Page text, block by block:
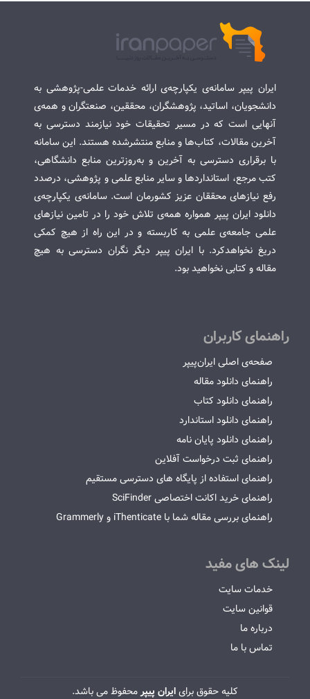
ایران پیپر سامانه‌ی یکپارچه‌ی ارائه خدمات علمی-پژوهشی به
دانشجویان، اساتید، پژوهشگران، محققین، صنعتگران و همه‌ی
آنهایی است که در مسیر تحقیقات خود نیازمند دسترسی به
آخرین مقالات، کتاب‌ها و منابع منتشرشده هستند. این سامانه
با برقراری دسترسی به آخرین و به‌روزترین منابع دانشگاهی،
کتب مرجع، استانداردها و سایر منابع علمی و پژوهشی، درصدد
رفع نیازهای محققان عزیز کشورمان است. سامانه‌ی یکپارچه‌ی
دانلود ایران پیپر همواره همه‌ی تلاش خود را در تامین نیازهای
علمی جامعه‌ی علمی به کاربسته و در این راه از هیچ کمکی
دریغ نخواهدکرد. با ایران پیپر دیگر نگران دسترسی به هیچ
مقاله و کتابی نخواهید بود.
راهنمای کاربران
صفحه‌ی اصلی ایران‌پیپر
راهنمای دانلود مقاله
راهنمای دانلود کتاب
راهنمای دانلود استاندارد
راهنمای دانلود پایان نامه
راهنمای ثبت درخواست آفلاین
راهنمای استفاده از پایگاه های دسترسی مستقیم
راهنمای خرید اکانت اختصاصی SciFinder
راهنمای بررسی مقاله شما با iThenticate و Grammerly
لینک های مفید
خدمات سایت
قوانین سایت
درباره ما
تماس با ما
کلیه حقوق برایایران پیپرمحفوظ می باشد.